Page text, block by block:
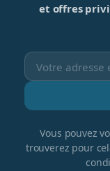
et offres
Vous pouvez
trouverez pour